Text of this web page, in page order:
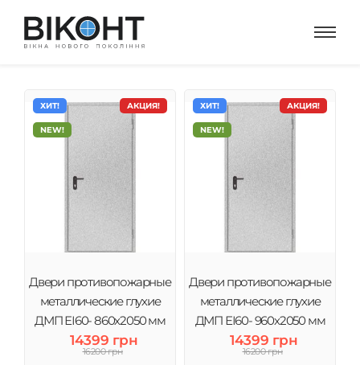
АКЦИЯ!
ХИТ!
NEW!
Двери противопожарные
металлические глухие
ДМП ЕІ60- 860х2050 мм
14399 грн
16200 грн
АКЦИЯ!
ХИТ!
NEW!
Двери противопожарные
металлические глухие
ДМП ЕІ60- 960х2050 мм
14399 грн
16200 грн